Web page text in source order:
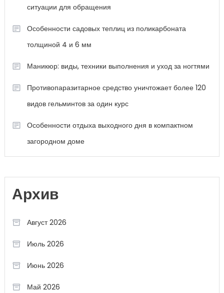
ситуации для обращения
Особенности садовых теплиц из поликарбоната
толщиной 4 и 6 мм
Маникюр: виды, техники выполнения и уход за ногтями
Противопаразитарное средство уничтожает более 120
видов гельминтов за один курс
Особенности отдыха выходного дня в компактном
загородном доме
Архив
Август 2026
Июль 2026
Июнь 2026
Май 2026